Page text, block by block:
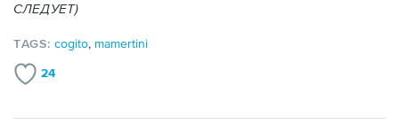
СЛЕДУЕТ)
TAGS:cogito, mamertini
24